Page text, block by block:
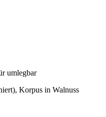
umlegbar
Korpus in Walnuss